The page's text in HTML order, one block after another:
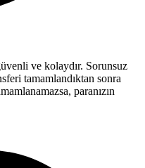
ve kolaydır. Sorunsuz
tamamlandıktan sonra
paranızın